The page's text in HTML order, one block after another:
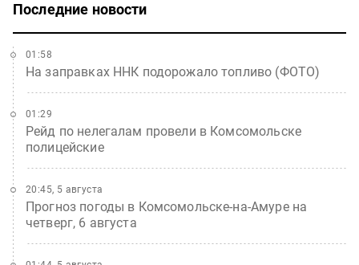
Последние новости
На заправках ННК подорожало топливо (ФОТО)
01:58
Рейд по нелегалам провели в Комсомольске
полицейские
01:29
Прогноз погоды в Комсомольске-на-Амуре на
четверг, 6 августа
20:45, 5 августа